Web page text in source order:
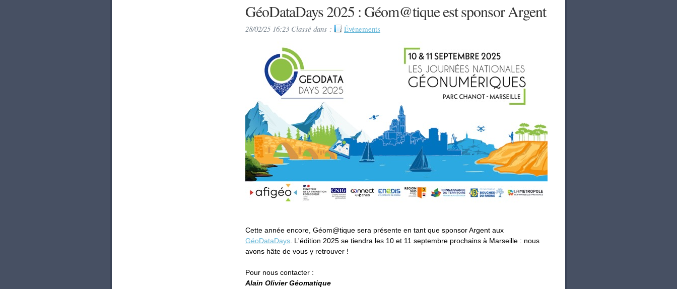
GéoDataDays 2025 : Géom@tique est sponsor Argent
28/02/25 16:23 Classé dans : Événements
Cette année encore, Géom@tique sera présente en tant que sponsor Argent aux
GéoDataDays . L'édition 2025 se tiendra les 10 et 11 septembre prochains à Marseille : nous
avons hâte de vous y retrouver !
Pour nous contacter :
Alain Olivier Géomatique